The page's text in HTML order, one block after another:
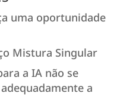
uma oportunidade
Mistura Singular
a IA não se
a